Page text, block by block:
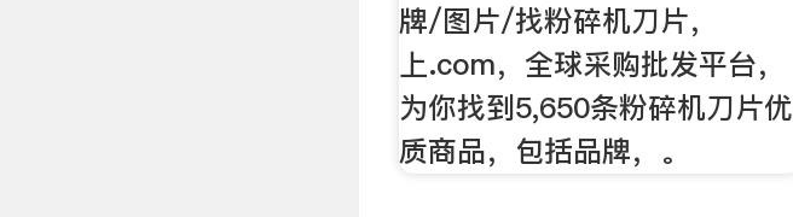
牌/图片/找粉碎机刀片，
上.com，全球采购批发平台，
为你找到5,650条粉碎机刀片优
质商品，包括品牌，。